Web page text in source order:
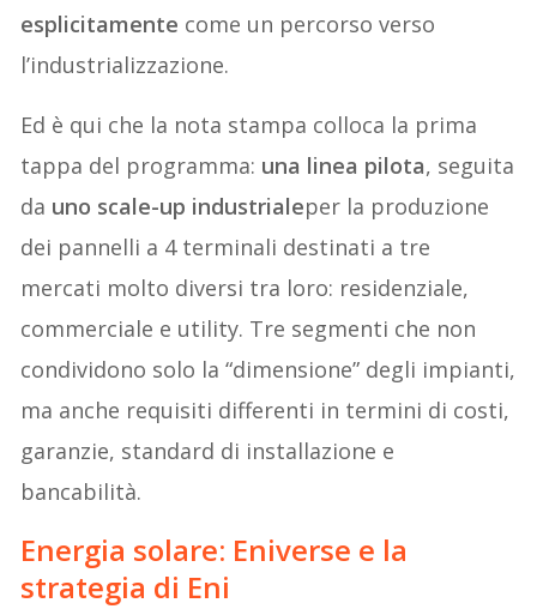
esplicitamente come un percorso verso
l’industrializzazione.
Ed è qui che la nota stampa colloca la prima
tappa del programma: una linea pilota, seguita
da uno scale-up industrialeper la produzione
dei pannelli a 4 terminali destinati a tre
mercati molto diversi tra loro: residenziale,
commerciale e utility. Tre segmenti che non
condividono solo la “dimensione” degli impianti,
ma anche requisiti differenti in termini di costi,
garanzie, standard di installazione e
bancabilità.
Energia solare: Eniverse e la
strategia di Eni